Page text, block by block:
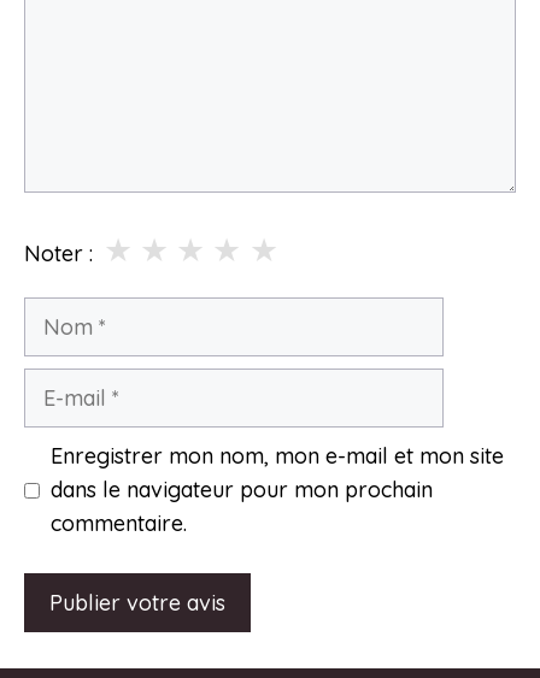
Noter : ★
★
★
★
★
Nom
Enregistrer mon nom, mon e-mail et mon site
dans le navigateur pour mon prochain
commentaire.